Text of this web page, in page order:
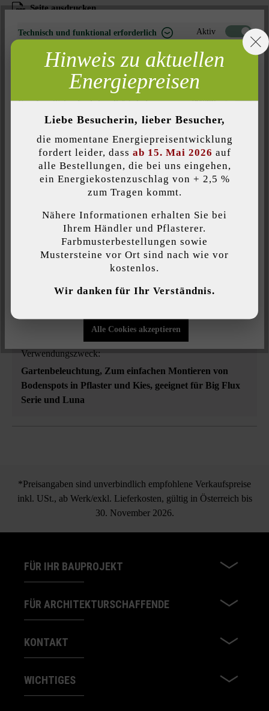
Seite ausdrucken
Produktbeschreibung
Dieses Montagezubehör kann für den Bodenspot Luna
verwendet werden, wenn man ihr ein etwas anderes Aussehen
verleihen möchte und sie beispielsweise in ein Kiesbeet oder in
die Pflasterfläche integrieren möchte. Die Box 1 ist 10 x 10 cm
groß, das Gehäuse aus Kunststoff und die Abdeckplatte aus
schwarzem eloxiertem Aluminium.
Farbe:
Gartenleuchten
Verwendungszweck:
Gartenbeleuchtung, Zum einfachen Montieren von
Bodenspots in Pflaster und Kies, geeignet für Big Flux
Serie und Luna
*Preisangaben sind unverbindlich empfohlene Verkaufspreise
inkl. USt., ab Werk/exkl. Lieferkosten, gültig in Österreich bis
30. November 2026.
FÜR IHR BAUPROJEKT
FÜR ARCHITEKTURSCHAFFENDE
KONTAKT
WICHTIGES
Technisch und funktional erforderlich Aktiv
Marketing Inaktiv
Inaktiv
Komfort (Seitenfunktionalität) Inaktiv
Inaktiv
Individuelle Cookies akzeptieren
Funktionalität bieten zu können...Mehr Informationen
Individuelle Einstellungen
Alle Cookies akzeptieren
Hinweis zu aktuellen
Energiepreisen
Liebe Besucherin, lieber Besucher,
die momentane Energiepreisentwicklung
fordert leider, dass ab 15. Mai 2026 auf
alle Bestellungen, die bei uns eingehen,
ein Energiekostenzuschlag von + 2,5 %
zum Tragen kommt.
Nähere Informationen erhalten Sie bei
Ihrem Händler und Pflasterer.
Farbmusterbestellungen sowie
Mustersteine vor Ort sind nach wie vor
kostenlos.
Wir danken für Ihr Verständnis.